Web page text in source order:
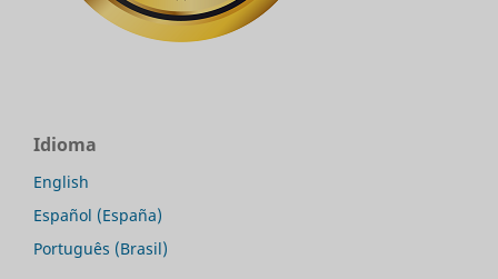
Idioma
English
Español (España)
Português (Brasil)